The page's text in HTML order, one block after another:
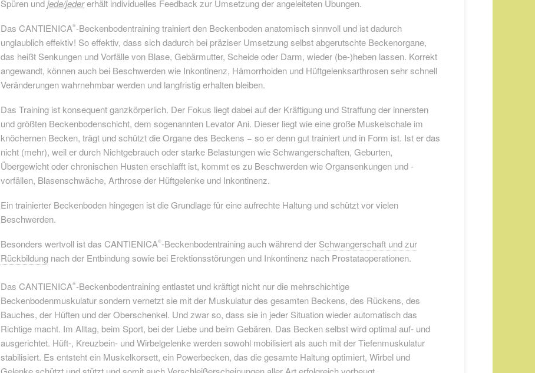
Spüren undjede/jedererhält individuelles Feedback zur Umsetzung der angeleiteten Übungen.
Das CANTIENICA®-Beckenbodentraining trainiert den Beckenboden anatomisch sinnvoll und ist dadurch
unglaublich effektiv! So effektiv, dass sich dadurch bei präziser Umsetzung selbst abgerutschte Beckenorgane,
das heißt Senkungen und Vorfälle von Blase, Gebärmutter, Scheide oder Darm, wieder (be-)heben lassen. Korrekt
angewandt, können auch bei Beschwerden wie Inkontinenz, Hämorrhoiden und Hüftgelenksarthrosen sehr schnell
Veränderungen wahrnehmbar werden und langfristig erhalten bleiben.
Das Training ist konsequent ganzkörperlich. Der Fokus liegt dabei auf der Kräftigung und Straffung der innersten
und größten Beckenbodenschicht, dem sogenannten Levator Ani. Dieser liegt wie eine große Muskelschale im
knöchernen Becken, trägt und schützt die Organe des Beckens − so er denn gut trainiert und in Form ist. Ist er das
nicht (mehr), weil er durch Nichtgebrauch oder starke Belastungen wie Schwangerschaften, Geburten,
Übergewicht oder chronischen Husten erschlafft ist, kommt es zu Beschwerden wie Organsenkungen und -
vorfällen, Blasenschwäche, Arthrose der Hüftgelenke und Inkontinenz.
Ein trainierter Beckenboden hingegen ist die Grundlage für eine aufrechte Haltung und schützt vor vielen
Beschwerden.
Besonders wertvoll ist das CANTIENICA®-Beckenbodentraining auch während der Schwangerschaft und zur
Rückbildung nach der Entbindung sowie bei Erektionsstörungen und Inkontinenz nach Prostataoperationen.
Das CANTIENICA®-Beckenbodentraining entlastet und kräftigt nicht nur die mehrschichtige
Beckenbodenmuskulatur sondern vernetzt sie mit der Muskulatur des gesamten Beckens, des Rückens, des
Bauches, der Hüften und der Oberschenkel. Und zwar so, dass sie in jeder Situation wieder automatisch das
Richtige macht. Im Alltag, beim Sport, bei der Liebe und beim Gebären. Das Becken selbst wird optimal auf- und
ausgerichtet. Hüft-, Kreuzbein- und Wirbelgelenke werden sowohl mobilisiert als auch mit der Tiefenmuskulatur
stabilisiert. Es entsteht ein Muskelkorsett, ein Powerbecken, das die gesamte Haltung optimiert, Wirbel und